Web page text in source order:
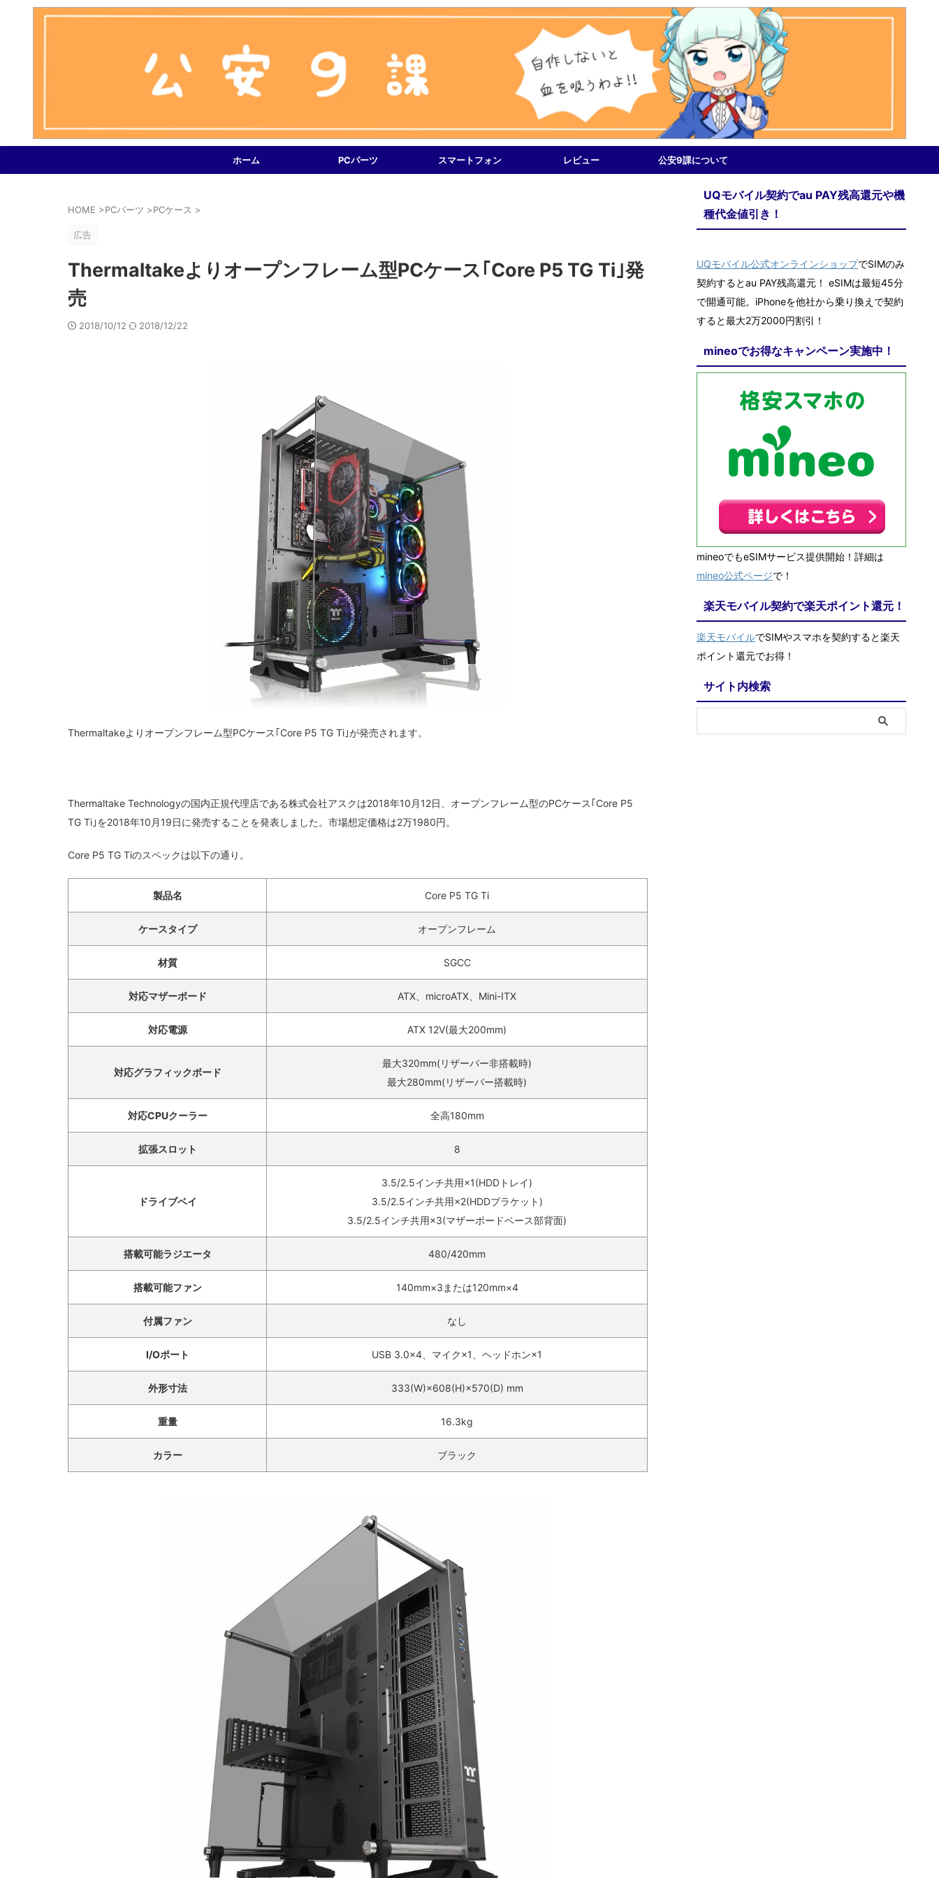
ホーム PCパーツ スマートフォン レビュー 公安9課について
HOME >PCパーツ >PCケース >
広告
Thermaltakeよりオープンフレーム型PCケース｢Core P5 TG Ti｣発
売
2018/10/12 2018/12/22
Thermaltakeよりオープンフレーム型PCケース｢Core P5 TG Ti｣が発売されます。
Thermaltake Technologyの国内正規代理店である株式会社アスクは2018年10月12日、オープンフレーム型のPCケース｢Core P5
TG Ti｣を2018年10月19日に発売することを発表しました。市場想定価格は2万1980円。
Core P5 TG Tiのスペックは以下の通り。
製品名 Core P5 TG Ti
ケースタイプ オープンフレーム
材質 SGCC
対応マザーボード ATX、microATX、Mini-ITX
対応電源 ATX 12V(最大200mm)
対応グラフィックボード
最大320mm(リザーバー非搭載時)
最大280mm(リザーバー搭載時)
対応CPUクーラー 全高180mm
拡張スロット 8
ドライブベイ
3.5/2.5インチ共用×1(HDDトレイ)
3.5/2.5インチ共用×2(HDDブラケット)
3.5/2.5インチ共用×3(マザーボードベース部背面)
搭載可能ラジエータ 480/420mm
搭載可能ファン 140mm×3または120mm×4
付属ファン なし
I/Oポート USB 3.0×4、マイク×1、ヘッドホン×1
外形寸法 333(W)×608(H)×570(D) mm
重量 16.3kg
カラー ブラック
UQモバイル契約でau PAY残高還元や機
種代金値引き！
UQモバイル公式オンラインショップでSIMのみ
契約するとau PAY残高還元！ eSIMは最短45分
で開通可能。iPhoneを他社から乗り換えで契約
すると最大2万2000円割引！
mineoでお得なキャンペーン実施中！
mineoでもeSIMサービス提供開始！詳細は
mineo公式ページで！
楽天モバイル契約で楽天ポイント還元！
楽天モバイルでSIMやスマホを契約すると楽天
ポイント還元でお得！
サイト内検索